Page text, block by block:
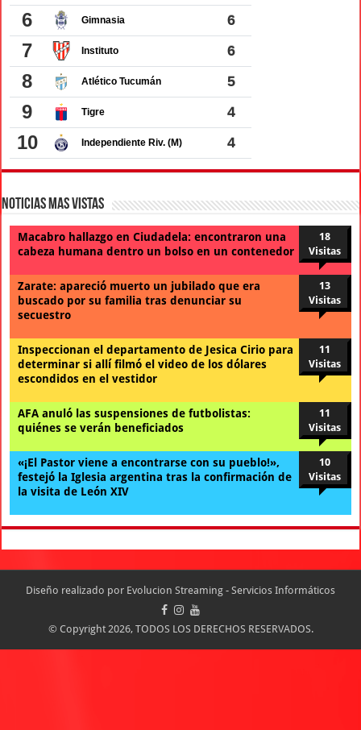
Noticias Mas Vistas
Macabro hallazgo en Ciudadela: encontraron una
cabeza humana dentro un bolso en un contenedor
18
Visitas
Zarate: apareció muerto un jubilado que era
buscado por su familia tras denunciar su
secuestro
13
Visitas
Inspeccionan el departamento de Jesica Cirio para
determinar si allí filmó el video de los dólares
escondidos en el vestidor
11
Visitas
AFA anuló las suspensiones de futbolistas:
quiénes se verán beneficiados
11
Visitas
«¡El Pastor viene a encontrarse con su pueblo!»,
festejó la Iglesia argentina tras la confirmación de
la visita de León XIV
10
Visitas
Diseño realizado por Evolucion Streaming - Servicios Informáticos
© Copyright 2026, TODOS LOS DERECHOS RESERVADOS.